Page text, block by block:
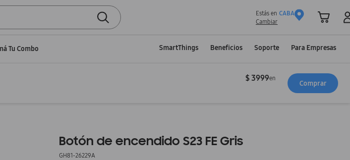
Estás en CABA
Cambiar
Tu Combo SmartThings Beneficios Soporte Para Empresas
$ 3999en
Comprar
Botón de encendido S23 FE Gris
GH81-26229A